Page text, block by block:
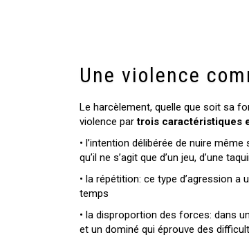
Une violence
Le harcèlement, quelle que soit sa
violence partrois caractéristiques
• l’intention délibérée de nuire
qu’il ne s’agit que d’un jeu, d’une
• la répétition: ce type d’agression
temps
• la disproportion des forces: dans
et un dominé qui éprouve des